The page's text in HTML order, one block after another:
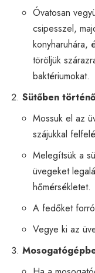
Óvatosan
csipesszel,
konyharuhára,
töröljük
baktériumokat.
Sütőben
Mossuk el az
szájukkal
Melegítsük a
üvegeket
hőmérsékletet.
A fedőket
Vegye ki az